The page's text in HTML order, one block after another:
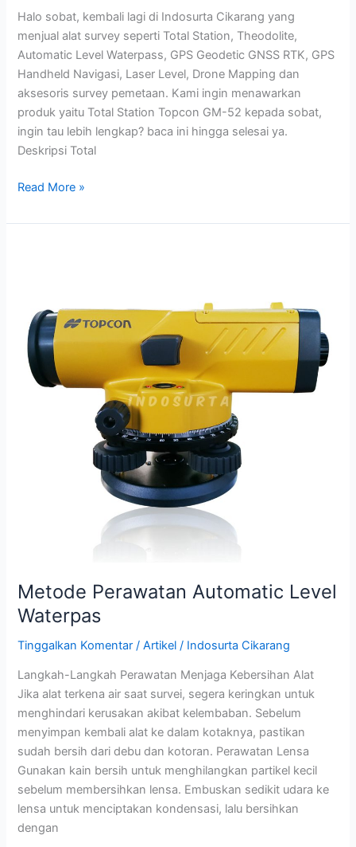
Halo sobat, kembali lagi di Indosurta Cikarang yang
menjual alat survey seperti Total Station, Theodolite,
Automatic Level Waterpass, GPS Geodetic GNSS RTK, GPS
Handheld Navigasi, Laser Level, Drone Mapping dan
aksesoris survey pemetaan. Kami ingin menawarkan
produk yaitu Total Station Topcon GM-52 kepada sobat,
ingin tau lebih lengkap? baca ini hingga selesai ya.
Deskripsi Total
Read More »
Metode Perawatan Automatic Level
Waterpas
Tinggalkan Komentar /Artikel / Indosurta Cikarang
Langkah-Langkah Perawatan Menjaga Kebersihan Alat
Jika alat terkena air saat survei, segera keringkan untuk
menghindari kerusakan akibat kelembaban. Sebelum
menyimpan kembali alat ke dalam kotaknya, pastikan
sudah bersih dari debu dan kotoran. Perawatan Lensa
Gunakan kain bersih untuk menghilangkan partikel kecil
sebelum membersihkan lensa. Embuskan sedikit udara ke
lensa untuk menciptakan kondensasi, lalu bersihkan
dengan
Level
Waterpas